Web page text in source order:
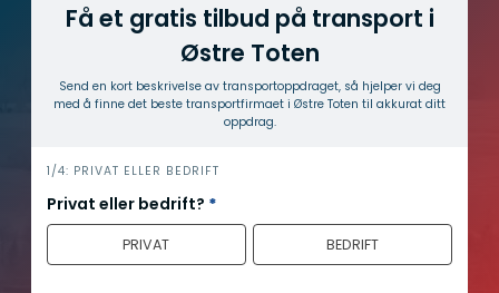
Få et gratis tilbud på transport i
Østre Toten
Send en kort beskrivelse av transport­oppdraget, så hjelper vi deg
med å finne det beste transport­firmaet i Østre Toten til akkurat ditt
oppdrag.
h
e
r
1/4: PRIVAT ELLER BEDRIFT
Privat eller bedrift? *
PRIVAT BEDRIFT